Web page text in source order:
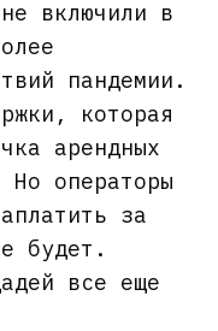
включили в
пандемии.
которая
арендных
операторы
за
будет.
все еще